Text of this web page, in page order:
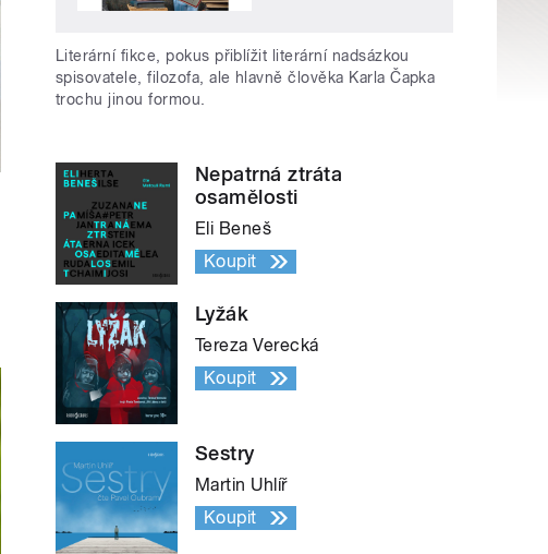
Literární fikce, pokus přiblížit literární nadsázkou
spisovatele, filozofa, ale hlavně člověka Karla Čapka
trochu jinou formou.
Nepatrná ztráta
osamělosti
Eli Beneš
Koupit
Lyžák
Tereza Verecká
Koupit
Sestry
Martin Uhlíř
Koupit